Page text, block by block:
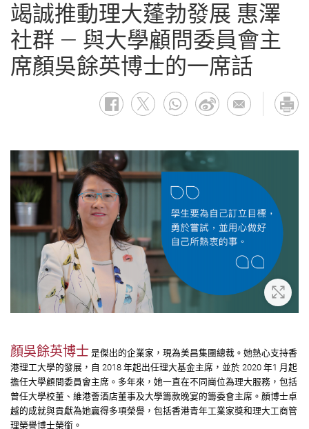
竭誠推動理大蓬勃發展 惠澤
社群 — 與大學顧問委員會主
席顏吳餘英博士的一席話
放大
顏吳餘英博士 是傑出的企業家，現為美昌集團總裁。她熱心支持香
港理工大學的發展，自 2018 年起出任理大基金主席，並於 2020 年1 月起
擔任大學顧問委員會主席。多年來，她一直在不同崗位為理大服務，包括
曾任大學校董、維港薈酒店董事及大學籌款晚宴的籌委會主席。顏博士卓
越的成就與貢獻為她贏得多項榮譽，包括香港青年工業家獎和理大工商管
理榮譽博士榮銜。